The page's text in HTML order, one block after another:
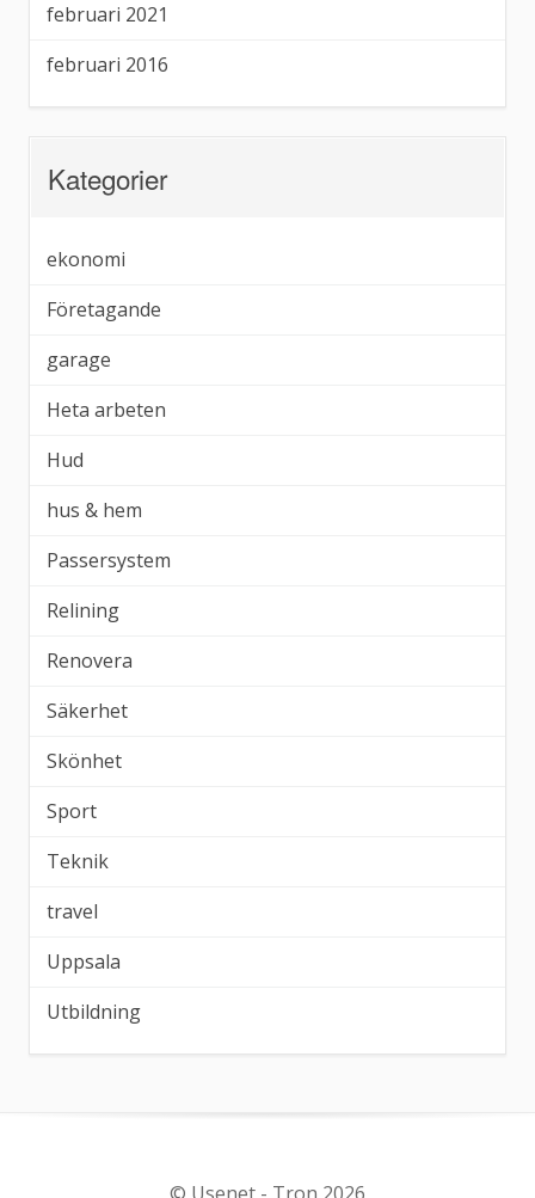
februari 2021
februari 2016
Kategorier
ekonomi
Företagande
garage
Heta arbeten
Hud
hus & hem
Passersystem
Relining
Renovera
Säkerhet
Skönhet
Sport
Teknik
travel
Uppsala
Utbildning